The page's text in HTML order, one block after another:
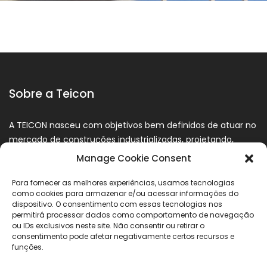
Manage Cookie Consent
Para fornecer as melhores experiências, usamos tecnologias
como cookies para armazenar e/ou acessar informações do
dispositivo. O consentimento com essas tecnologias nos
permitirá processar dados como comportamento de navegação
ou IDs exclusivos neste site. Não consentir ou retirar o
consentimento pode afetar negativamente certos recursos e
funções.
Sobre a Teicon
A TEICON nasceu com objetivos bem definidos de atuar no
mercado de construções industrializadas, projetando,
produzindo, transportando e montando pré fabricados e
Feed Instagram